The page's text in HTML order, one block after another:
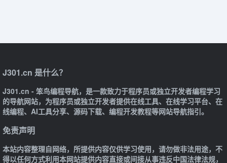
J301.cn 是什么？
J301.cn - 笨鸟编程导航，是一款致力于程序员或独立开发者编程学习
的导航网站，为程序员或独立开发者提供在线工具、在线学习平台、在
线编程、AI工具分享、源码下载、编程开发教程等网站导航指引。
免责声明
本站内容整理自网络，所提供内容仅供学习使用，请勿做非法用途，不
得以任何方式利用本网站提供内容直接或间接从事违反中国法律法规，